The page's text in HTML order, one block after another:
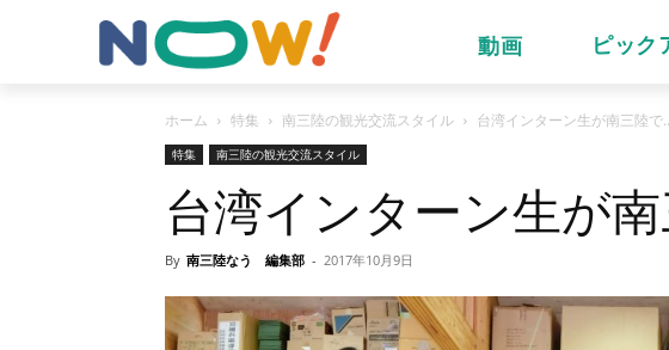
動画 ピック
ホーム 特集 南三陸の観光交流スタイル 台湾インターン生が南三陸で
特集 南三陸の観光交流スタイル
台湾インターン生が南
By 南三陸なう 編集部 - 2017年10月9日